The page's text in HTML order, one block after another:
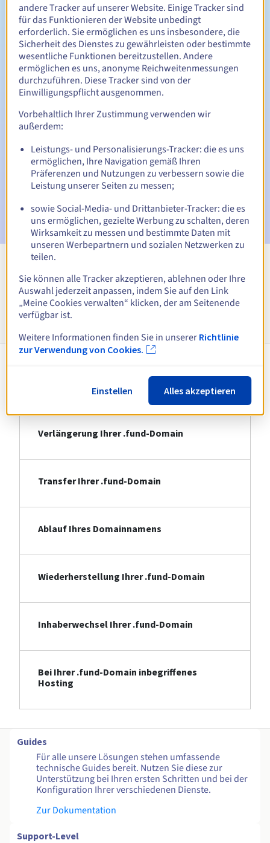
Verlängerungszeitraum Zwischen 1 und 10 Jahren
Rückgewinnungsfrist
Warn-E-Mails:
E-Mail am Ablaufdatumzur Benachrichtigung über die
Sperrung des Domainnamens
Benachrichtigung über die Löschung des Domainnamens
Alle Endungen anzeigen
Informationen zu .fund
Registrierung Ihrer .fund-Domain
Verlängerung Ihrer .fund-Domain
Transfer Ihrer .fund-Domain
Ablauf Ihres Domainnamens
Wiederherstellung Ihrer .fund-Domain
Inhaberwechsel Ihrer .fund-Domain
Bei Ihrer .fund-Domain inbegriffenes
Hosting
Guides
Für alle unsere Lösungen stehen umfassende
technische Guides bereit. Nutzen Sie diese zur
Unterstützung bei Ihren ersten Schritten und bei der
Konfiguration Ihrer verschiedenen Dienste.
Zur Dokumentation
Support-Level
andere Tracker auf unserer Website. Einige Tracker sind
für das Funktionieren der Website unbedingt
erforderlich. Sie ermöglichen es uns insbesondere, die
Sicherheit des Dienstes zu gewährleisten oder bestimmte
wesentliche Funktionen bereitzustellen. Andere
ermöglichen es uns, anonyme Reichweitenmessungen
durchzuführen. Diese Tracker sind von der
Einwilligungspflicht ausgenommen.
Vorbehaltlich Ihrer Zustimmung verwenden wir
außerdem:
Leistungs- und Personalisierungs-Tracker: die es uns
ermöglichen, Ihre Navigation gemäß Ihren
Präferenzen und Nutzungen zu verbessern sowie die
Leistung unserer Seiten zu messen;
sowie Social-Media- und Drittanbieter-Tracker: die es
uns ermöglichen, gezielte Werbung zu schalten, deren
Wirksamkeit zu messen und bestimmte Daten mit
unseren Werbepartnern und sozialen Netzwerken zu
teilen.
Sie können alle Tracker akzeptieren, ablehnen oder Ihre
Auswahl jederzeit anpassen, indem Sie auf den Link
„Meine Cookies verwalten“ klicken, der am Seitenende
verfügbar ist.
Weitere Informationen finden Sie in unserer Richtlinie
zur Verwendung von Cookies.
Einstellen Alles akzeptieren